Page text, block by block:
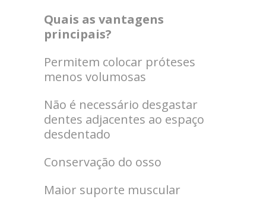
Quais as vantagens
principais?
Permitem colocar próteses
menos volumosas
Não é necessário desgastar
dentes adjacentes ao espaço
desdentado
Conservação do osso
Maior suporte muscular